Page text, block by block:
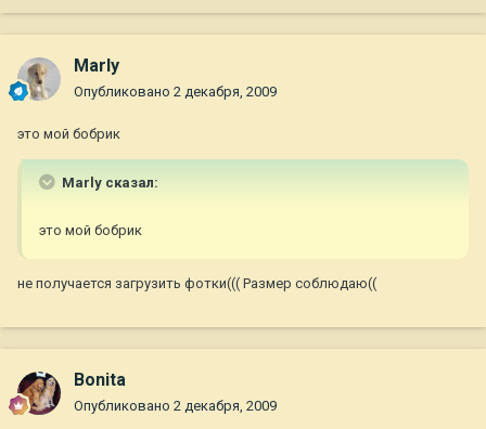
Marly
Опубликовано 2 декабря, 2009
это мой бобрик
Marly сказал:
это мой бобрик
не получается загрузить фотки((( Размер соблюдаю((
Bonita
Опубликовано 2 декабря, 2009